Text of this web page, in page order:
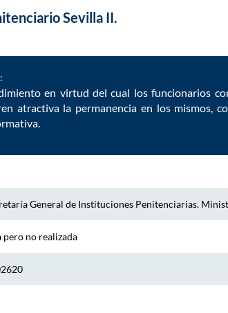
Sevilla II.
en virtud del cual los funcionarios
atractiva la permanencia en los mismos,
General de Instituciones Penitenciarias.
pero no realizada